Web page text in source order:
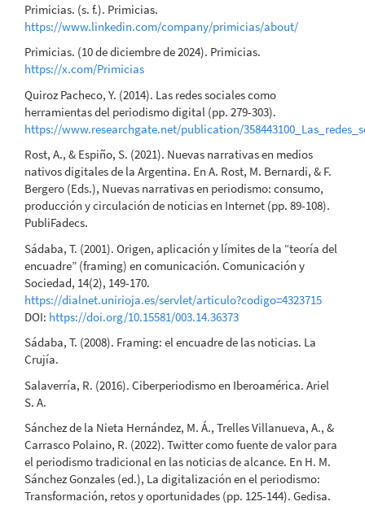
Primicias. (s. f.). Primicias.
https://www.linkedin.com/company/primicias/about/
Primicias. (10 de diciembre de 2024). Primicias.
https://x.com/Primicias
Quiroz Pacheco, Y. (2014). Las redes sociales como
herramientas del periodismo digital (pp. 279-303).
https://www.researchgate.net/publication/
Rost, A., & Espiño, S. (2021). Nuevas narrativas en medios
nativos digitales de la Argentina. En A. Rost, M. Bernardi, & F.
Bergero (Eds.), Nuevas narrativas en periodismo: consumo,
producción y circulación de noticias en Internet (pp. 89-108).
PubliFadecs.
Sádaba, T. (2001). Origen, aplicación y límites de la “teoría del
encuadre” (framing) en comunicación. Comunicación y
Sociedad, 14(2), 149-170.
https://dialnet.unirioja.es/servlet/articulo?codigo=4323715
DOI: https://doi.org/10.15581/003.14.36373
Sádaba, T. (2008). Framing: el encuadre de las noticias. La
Crujía.
Salaverría, R. (2016). Ciberperiodismo en Iberoamérica. Ariel
S. A.
Sánchez de la Nieta Hernández, M. Á., Trelles Villanueva, A., &
Carrasco Polaino, R. (2022). Twitter como fuente de valor para
el periodismo tradicional en las noticias de alcance. En H. M.
Sánchez Gonzales (ed.), La digitalización en el periodismo:
Transformación, retos y oportunidades (pp. 125-144). Gedisa.